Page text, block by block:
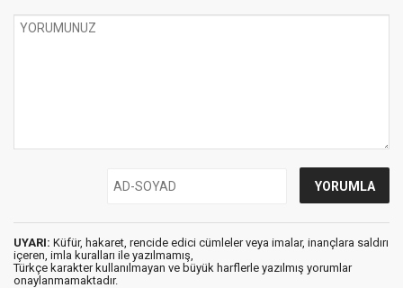
UYARI: Küfür, hakaret, rencide edici cümleler veya imalar, inançlara saldırı
içeren, imla kuralları ile yazılmamış,
Türkçe karakter kullanılmayan ve büyük harflerle yazılmış yorumlar
onaylanmamaktadır.